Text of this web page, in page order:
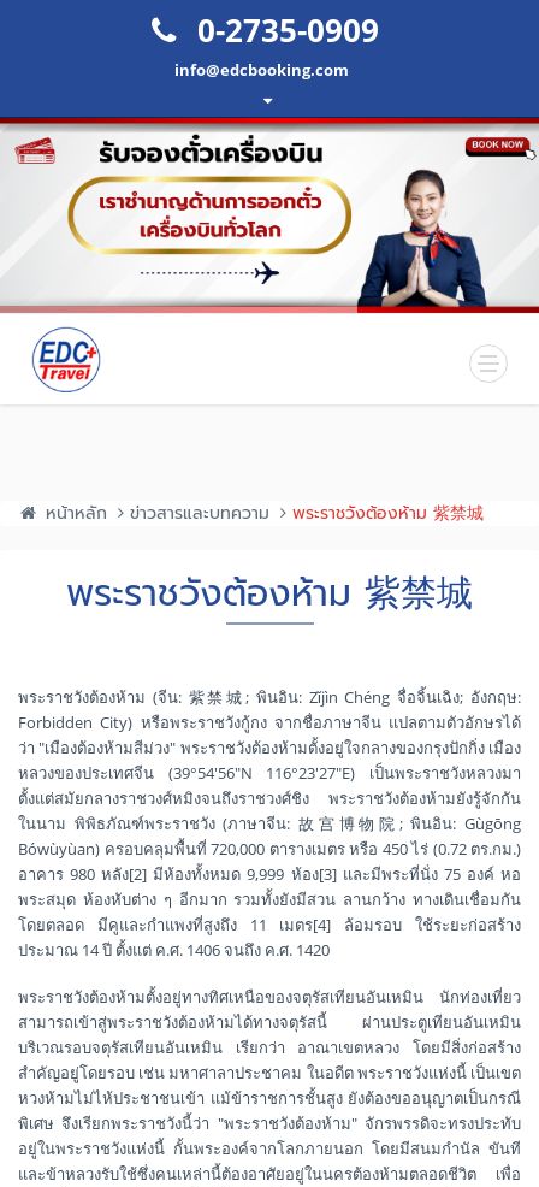
0-2735-0909
info@edcbooking.com
หน้าหลัก ข่าวสารและบทความ พระราชวังต้องห้าม 紫禁城
พระราชวังต้องห้าม 紫禁城
พระราชวังต้องห้าม (จีน: 紫禁城; พินอิน: Zǐjìn Chéng จื่อจิ้นเฉิง; อังกฤษ:
Forbidden City) หรือพระราชวังกู้กง จากชื่อภาษาจีน แปลตามตัวอักษรได้
ว่า "เมืองต้องห้ามสีม่วง" พระราชวังต้องห้ามตั้งอยู่ใจกลางของกรุงปักกิ่ง เมือง
หลวงของประเทศจีน (39°54′56″N 116°23′27″E) เป็นพระราชวังหลวงมา
ตั้งแต่สมัยกลางราชวงศ์หมิงจนถึงราชวงศ์ชิง พระราชวังต้องห้ามยังรู้จักกัน
ในนาม พิพิธภัณฑ์พระราชวัง (ภาษาจีน: 故宫博物院; พินอิน: Gùgōng
Bówùyùan) ครอบคลุมพื้นที่ 720,000 ตารางเมตร หรือ 450 ไร่ (0.72 ตร.กม.)
อาคาร 980 หลัง[2] มีห้องทั้งหมด 9,999 ห้อง[3] และมีพระที่นั่ง 75 องค์ หอ
พระสมุด ห้องหับต่าง ๆ อีกมาก รวมทั้งยังมีสวน ลานกว้าง ทางเดินเชื่อมกัน
โดยตลอด มีคูและกำแพงที่สูงถึง 11 เมตร[4] ล้อมรอบ ใช้ระยะก่อสร้าง
ประมาณ 14 ปี ตั้งแต่ ค.ศ. 1406 จนถึง ค.ศ. 1420
พระราชวังต้องห้ามตั้งอยู่ทางทิศเหนือของจตุรัสเทียนอันเหมิน นักท่องเที่ยว
สามารถเข้าสู่พระราชวังต้องห้ามได้ทางจตุรัสนี้ ผ่านประตูเทียนอันเหมิน
บริเวณรอบจตุรัสเทียนอันเหมิน เรียกว่า อาณาเขตหลวง โดยมีสิ่งก่อสร้าง
สำคัญอยู่โดยรอบ เช่น มหาศาลาประชาคม ในอดีต พระราชวังแห่งนี้ เป็นเขต
หวงห้ามไม่ไห้ประชาชนเข้า แม้ข้าราชการชั้นสูง ยังต้องขออนุญาตเป็นกรณี
พิเศษ จึงเรียกพระราชวังนี้ว่า "พระราชวังต้องห้าม" จักรพรรดิจะทรงประทับ
อยู่ในพระราชวังแห่งนี้ กั้นพระองค์จากโลกภายนอก โดยมีสนมกำนัล ขันที
และข้าหลวงรับใช้ซึ่งคนเหล่านี้ต้องอาศัยอยู่ในนครต้องห้ามตลอดชีวิต เพื่อ